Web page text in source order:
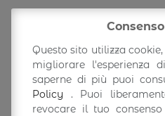
Shipping
Return/
Accedi/
Questo sito utilizza
migliorare l'esperienza
saperne di più puoi
Policy . Puoi
revocare il tuo